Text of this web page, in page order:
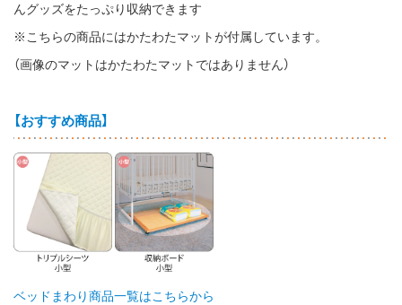
んグッズをたっぷり収納できます
※こちらの商品にはかたわたマットが付属しています。
（画像のマットはかたわたマットではありません）
【おすすめ商品】
ベッドまわり商品一覧はこちらから